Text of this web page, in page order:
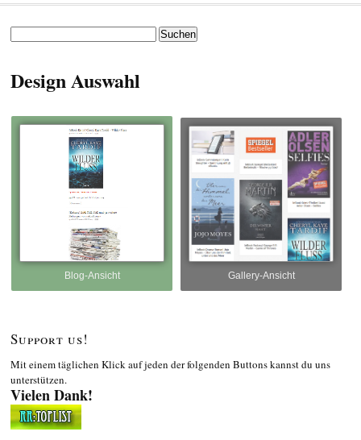
Design Auswahl
Blog-Ansicht Gallery-Ansicht
Support us!
Mit einem täglichen Klick auf jeden der folgenden Buttons kannst du uns
unterstützen.
Vielen Dank!